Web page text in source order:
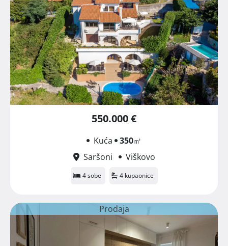
550.000 €
Kuća 350㎡
Saršoni
Viškovo
4 sobe 4 kupaonice
Prodaja